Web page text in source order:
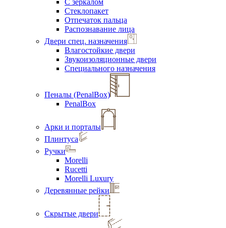
С зеркалом
Стеклопакет
Отпечаток пальца
Распознавание лица
Двери спец. назначения
Влагостойкие двери
Звукоизоляционные двери
Специального назначения
Пеналы (PenalBox)
PenalBox
Арки и порталы
Плинтуса
Ручки
Morelli
Rucetti
Morelli Luxury
Деревянные рейки
Скрытые двери